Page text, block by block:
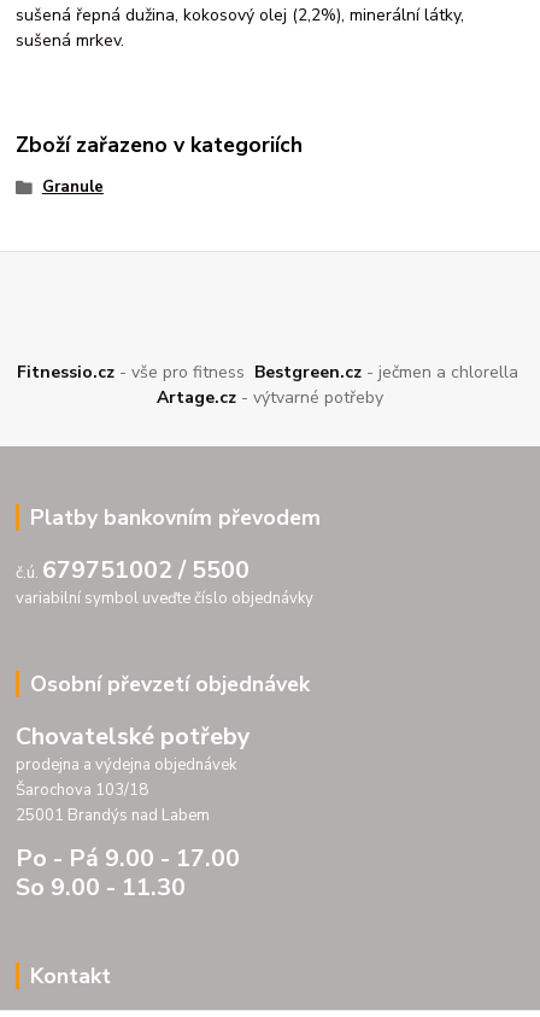
sušená řepná dužina, kokosový olej (2,2%), minerální látky,
sušená mrkev.
Zboží zařazeno v kategoriích
Granule
Fitnessio.cz - vše pro fitness Bestgreen.cz - ječmen a chlorella
Artage.cz - výtvarné potřeby
Platby bankovním převodem
č.ú. 679751002 / 5500
variabilní symbol uveďte číslo objednávky
Osobní převzetí objednávek
Chovatelské potřeby
prodejna a výdejna objednávek
Šarochova 103/18
25001 Brandýs nad Labem
Po - Pá 9.00 - 17.00
So 9.00 - 11.30
Kontakt